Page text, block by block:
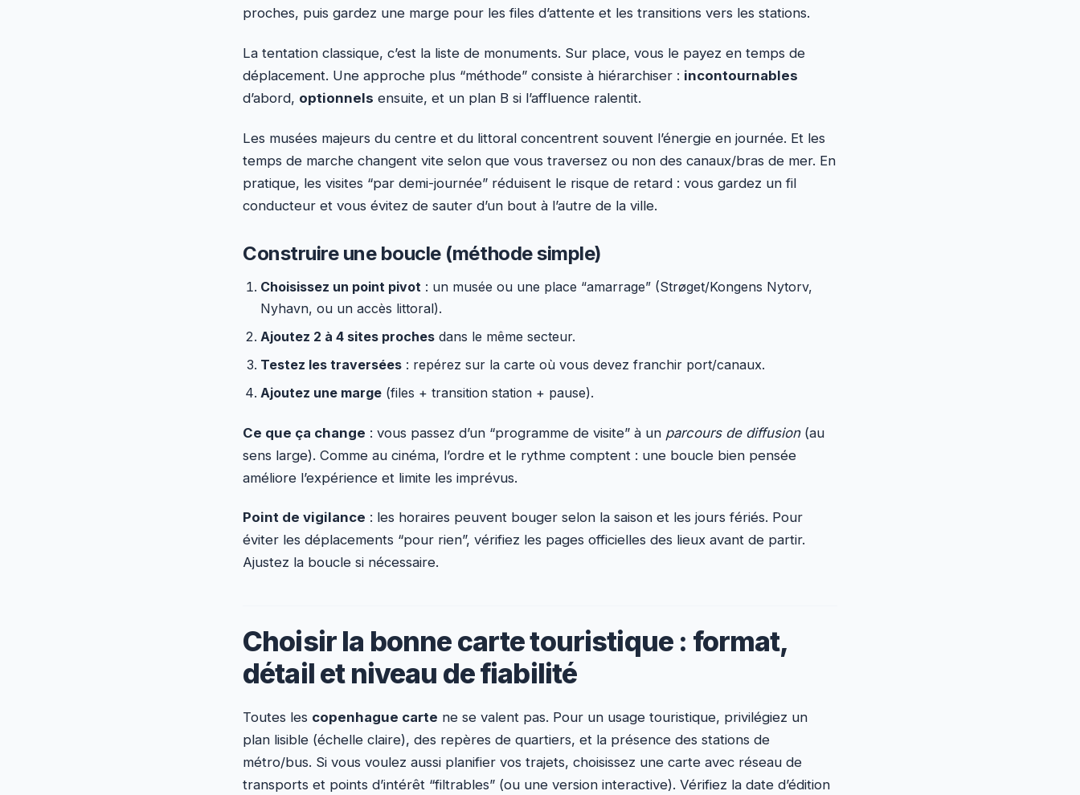
proches, puis gardez une marge pour les files d’attente et les transitions vers les stations.
La tentation classique, c’est la liste de monuments. Sur place, vous le payez en temps de
déplacement. Une approche plus “méthode” consiste à hiérarchiser : incontournables
d’abord, optionnels ensuite, et un plan B si l’affluence ralentit.
Les musées majeurs du centre et du littoral concentrent souvent l’énergie en journée. Et les
temps de marche changent vite selon que vous traversez ou non des canaux/bras de mer. En
pratique, les visites “par demi-journée” réduisent le risque de retard : vous gardez un fil
conducteur et vous évitez de sauter d’un bout à l’autre de la ville.
Construire une boucle (méthode simple)
Choisissez un point pivot : un musée ou une place “amarrage” (Strøget/Kongens Nytorv,
Nyhavn, ou un accès littoral).
Ajoutez 2 à 4 sites prochesdans le même secteur.
Testez les traversées: repérez sur la carte où vous devez franchir port/canaux.
Ajoutez une marge(files + transition station + pause).
Ce que ça change : vous passez d’un “programme de visite” à un parcours de diffusion(au
sens large). Comme au cinéma, l’ordre et le rythme comptent : une boucle bien pensée
améliore l’expérience et limite les imprévus.
Point de vigilance : les horaires peuvent bouger selon la saison et les jours fériés. Pour
éviter les déplacements “pour rien”, vérifiez les pages officielles des lieux avant de partir.
Ajustez la boucle si nécessaire.
Choisir la bonne carte touristique : format,
détail et niveau de fiabilité
Toutes les copenhague carte ne se valent pas. Pour un usage touristique, privilégiez un
plan lisible (échelle claire), des repères de quartiers, et la présence des stations de
métro/bus. Si vous voulez aussi planifier vos trajets, choisissez une carte avec réseau de
transports et points d’intérêt “filtrables” (ou une version interactive). Vérifiez la date d’édition